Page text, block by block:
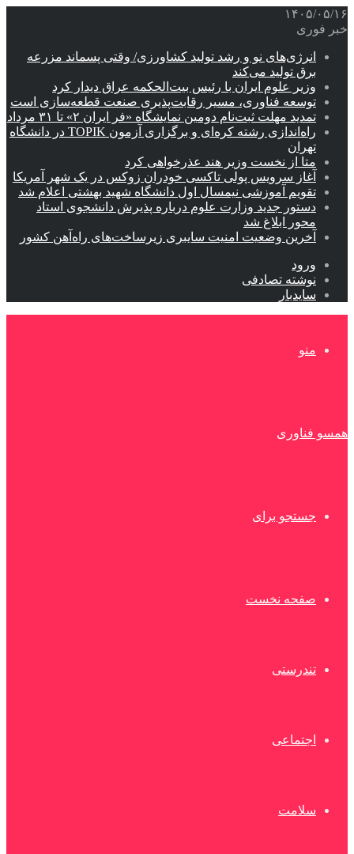
۱۴۰۵/۰۵/۱۶
خبر فوری
انرژی‌های نو و رشد تولید کشاورزی/ وقتی پسماند مزرعه‌
برق تولید می‌کند
وزیر علوم ایران با رئیس بیت‌الحکمه عراق دیدار کرد
توسعه فناوری، مسیر رقابت‌پذیری صنعت قطعه‌سازی است
تمدید مهلت ثبت‌نام دومین نمایشگاه «فر ایران ۲» تا ۳۱ مرداد
راه‌اندازی رشته کره‌ای و برگزاری آزمون TOPIK در دانشگاه
تهران
متا از نخست وزیر هند عذرخواهی کرد
آغاز سرویس پولی تاکسی خودران زوکس در یک شهر آمریکا
تقویم آموزشی نیمسال اول دانشگاه شهید بهشتی اعلام شد
دستور جدید وزارت علوم درباره پذیرش دانشجوی استاد
محور ابلاغ شد
آخرین وضعیت امنیت سایبری زیرساخت‌های راه‌آهن کشور
ورود
نوشته تصادفی
سایدبار
منو
همسو فناوری
جستجو برای
صفحه نخست
تندرستی
اجتماعی
سلامت